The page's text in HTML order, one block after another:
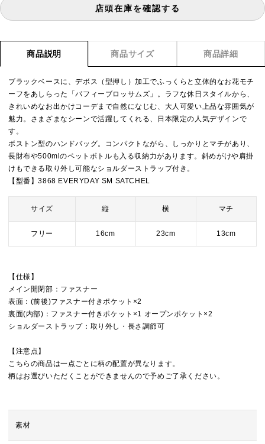
店頭在庫を確認する
商品説明 商品サイズ 商品詳細
ブラックベースに、デボス（型押し）加工でふっくらと立体的なお花モチ
ーフをあしらった「パフィーブロッサムズ」。ラフな休日スタイルから、
きれいめなお出かけコーデまで自然になじむ、大人可愛い上品な雰囲気が
魅力。さまざまなシーンで活躍してくれる、日本限定の人気デザインで
す。
ボストン型のハンドバッグ。コンパクトながら、しっかりとマチがあり、
長財布や500mlのペットボトルも入る収納力があります。斜めがけや肩掛
けもできる取り外し可能なショルダーストラップ付き。
【型番】3868 EVERYDAY SM SATCHEL
サイズ 縦 横 マチ
フリー 16cm 23cm 13cm
【仕様】
メイン開閉部：ファスナー
表面：(前後)ファスナー付きポケット×2
裏面(内部)：ファスナー付きポケット×1 オープンポケット×2
ショルダーストラップ：取り外し・長さ調節可
【注意点】
こちらの商品は一点ごとに柄の配置が異なります。
柄はお選びいただくことができませんので予めご了承ください。
素材